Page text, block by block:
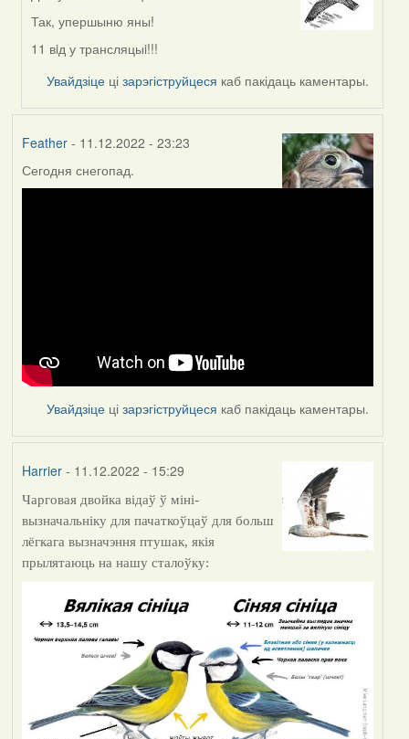
reply
by
nataly.d
Так, упершыню яны!
11 вiд у трансляцыi!!!
Увайдзіце цізарэгіструйцеся каб пакідаць каментары.
Feather- 11.12.2022 - 23:23
Сегодня снегопад.
Увайдзіце цізарэгіструйцеся каб пакідаць каментары.
Harrier- 11.12.2022 - 15:29
Чарговая двойка відаў ў міні-
вызначальніку для пачаткоўцаў для больш
лёгкага вызначэння птушак, якія
прылятаюць на нашу сталоўку: